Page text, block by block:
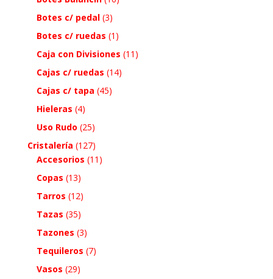
Botes c/ pedal (3)
Botes c/ ruedas (1)
Caja con Divisiones (11)
Cajas c/ ruedas (14)
Cajas c/ tapa (45)
Hieleras (4)
Uso Rudo (25)
Cristalería (127)
Accesorios (11)
Copas (13)
Tarros (12)
Tazas (35)
Tazones (3)
Tequileros (7)
Vasos (29)